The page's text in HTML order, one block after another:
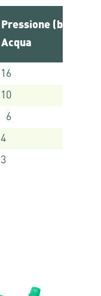
Pressione (bar)
Acqua
16
10
6
4
3